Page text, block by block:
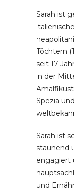
Sarah ist
Töchtern
seit 17
in der
Spezia
Sarah ist
staunend
engagiert
und